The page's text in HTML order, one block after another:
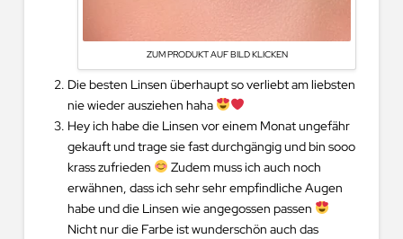
ZUM PRODUKT AUF BILD KLICKEN
Die besten Linsen überhaupt so verliebt am liebsten
nie wieder ausziehen haha
Hey ich habe die Linsen vor einem Monat ungefähr
gekauft und trage sie fast durchgängig und bin sooo
krass zufrieden
Zudem muss ich auch noch
erwähnen, dass ich sehr sehr empfindliche Augen
habe und die Linsen wie angegossen passen
Nicht nur die Farbe ist wunderschön auch das